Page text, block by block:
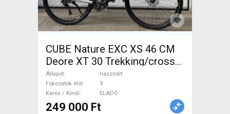
CUBE Nature EXC XS 46 CM
Deore XT 30 Trekking/cross
tárcsafék használt ELADÓ
Állapot
használt
Fokozatok elöl
3
Keres / Kínál
ELADÓ
249 000 Ft